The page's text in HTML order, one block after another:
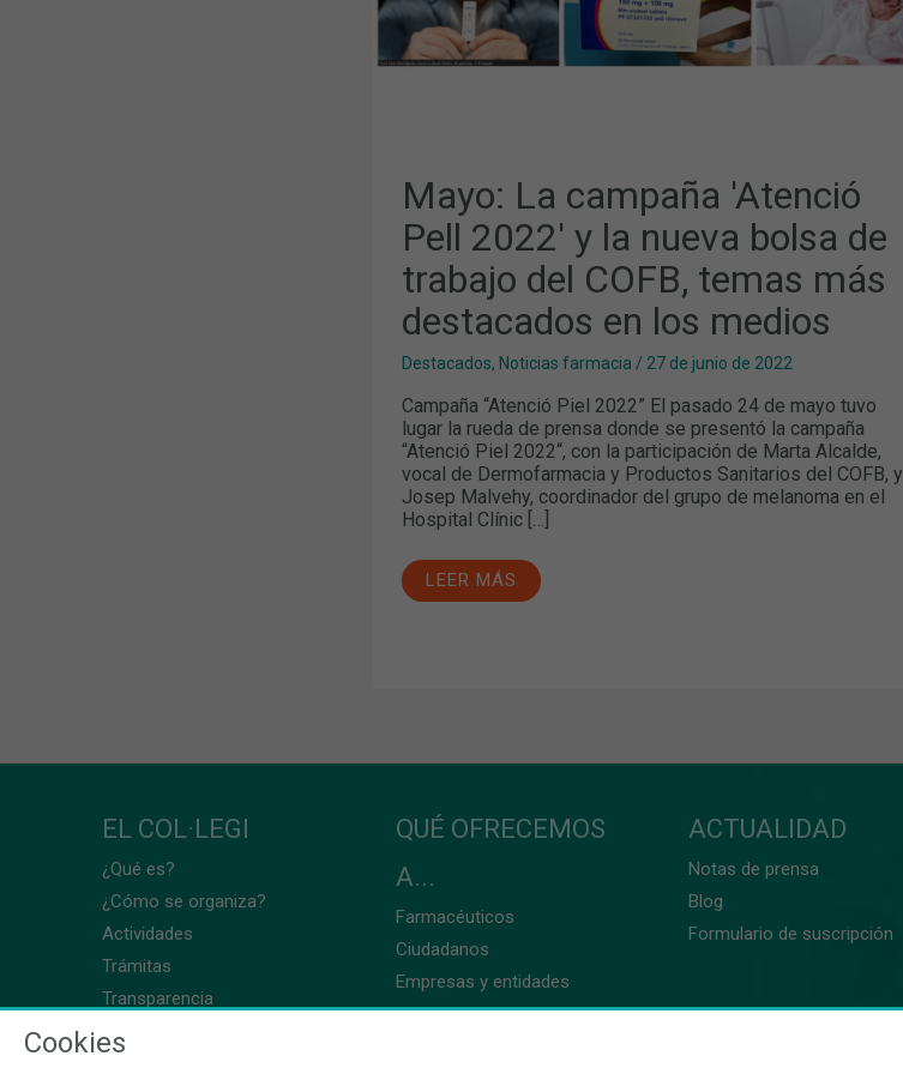
Mayo: La campaña 'Atenció
Pell 2022' y la nueva bolsa de
trabajo del COFB, temas más
destacados en los medios
Destacados, Noticias farmacia / 27 de junio de 2022
Campaña “Atenció Piel 2022” El pasado 24 de mayo tuvo
lugar la rueda de prensa donde se presentó la campaña
“Atenció Piel 2022“, con la participación de Marta Alcalde,
vocal de Dermofarmacia y Productos Sanitarios del COFB, y
Josep Malvehy, coordinador del grupo de melanoma en el
Hospital Clínic […]
TRABAJO
DEL
COFB,
LEER MÁS
EL COL·LEGI
¿Qué es?
¿Cómo se organiza?
Actividades
Trámitas
Transparencia
QUÉ OFRECEMOS
A...
Farmacéuticos
Ciudadanos
Empresas y entidades
ACTUALIDAD
Notas de prensa
Blog
Formulario de suscripción
Cookies